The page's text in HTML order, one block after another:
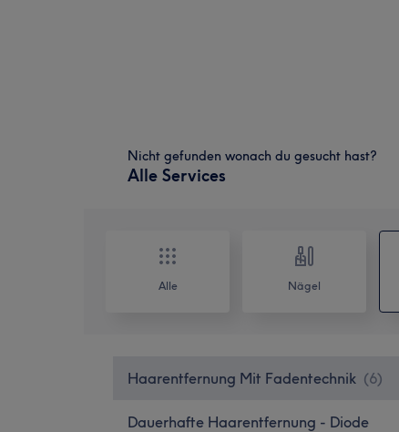
Nicht gefunden wonach du gesucht hast?
Alle Services
Alle Nägel
Haarentfernung Mit Fadentechnik (6)
Dauerhafte Haarentfernung - Diode